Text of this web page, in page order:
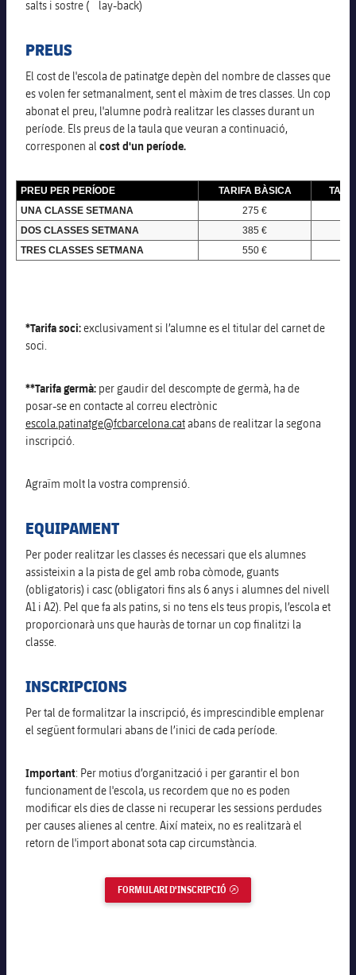
salts i sostre ( lay-back)
PREUS
El cost de l'escola de patinatge depèn del nombre de classes que
es volen fer setmanalment, sent el màxim de tres classes. Un cop
abonat el preu, l'alumne podrà realitzar les classes durant un
període. Els preus de la taula que veuran a continuació,
corresponen al cost d'un període.
PREU PER PERÍODE TARIFA BÀSICA
UNA CLASSE SETMANA
275 €
DOS CLASSES SETMANA
385 €
TRES CLASSES SETMANA
550 €
*Tarifa soci:exclusivament si l’alumne es el titular del carnet de
soci.
**Tarifa germà: per gaudir del descompte de germà, ha de
posar-se en contacte al correu electrònic
escola.patinatge@fcbarcelona.catabans de realitzar la segona
inscripció.
Agraïm molt la vostra comprensió.
EQUIPAMENT
Per poder realitzar les classes és necessari que els alumnes
assisteixin a la pista de gel amb roba còmode, guants
(obligatoris) i casc (obligatori fins als 6 anys i alumnes del nivell
A1 i A2). Pel que fa als patins, si no tens els teus propis, l’escola et
proporcionarà uns que hauràs de tornar un cop finalitzi la
classe.
INSCRIPCIONS
Per tal de formalitzar la inscripció, és imprescindible emplenar
el següent formulari abans de l’inici de cada període.
Important: Per motius d’organització i per garantir el bon
funcionament de l'escola, us recordem que no es poden
modificar els dies de classe ni recuperar les sessions perdudes
per causes alienes al centre. Així mateix, no es realitzarà el
retorn de l'import abonat sota cap circumstància.
FORMULARI D'INSCRIPCIÓ